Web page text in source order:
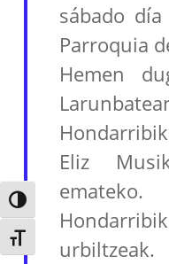
Alternar alto contraste
Alternar tamaño de letra
sábado
Parroquia
Hemen
Eliz
urbiltzeak.